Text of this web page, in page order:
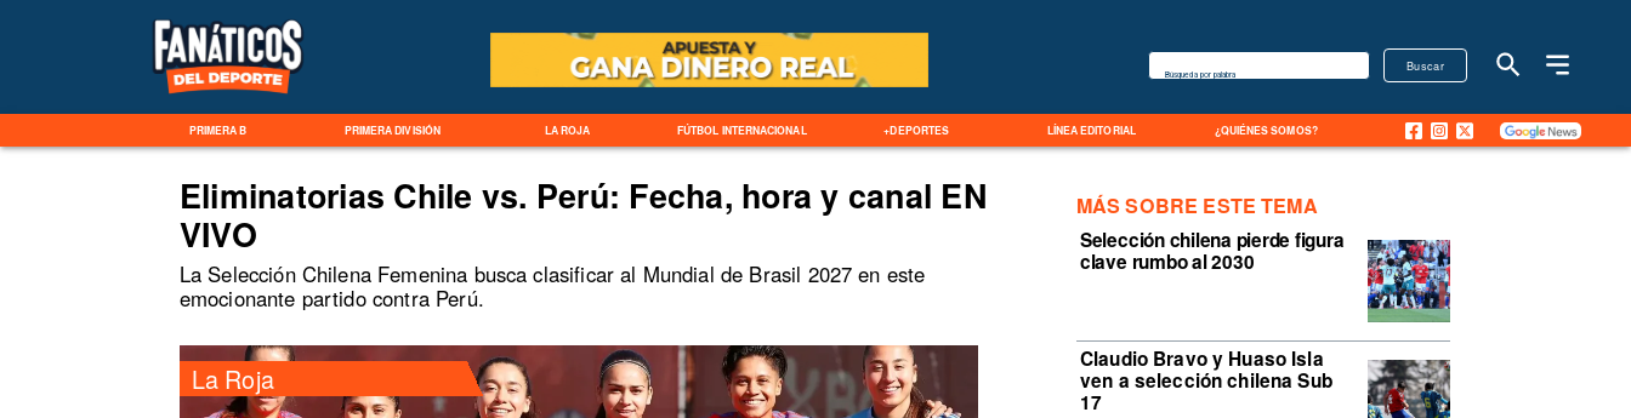
PRIMERA B PRIMERA DIVISIÓN LA ROJA FÚTBOL INTERNACIONAL +DEPORTES LÍNEA EDITORIAL ¿QUIÉNES SOMOS?
Buscar
Búsqueda por palabra
La Roja
Selección chilena pierde figura
clave rumbo al 2030
Claudio Bravo y Huaso Isla
ven a selección chilena Sub
17
MÁS SOBRE ESTE TEMA
Eliminatorias Chile vs. Perú: Fecha, hora y canal EN
VIVO
La Selección Chilena Femenina busca clasificar al Mundial de Brasil 2027 en este
emocionante partido contra Perú.